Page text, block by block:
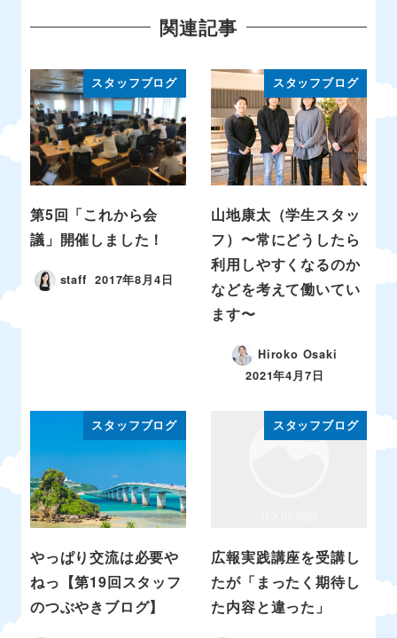
関連記事
スタッフブログ
第5回「これから会
議」開催しました！
staff 2017年8月4日
スタッフブログ
山地康太（学生スタッ
フ）〜常にどうしたら
利用しやすくなるのか
などを考えて働いてい
ます〜
Hiroko Osaki
2021年4月7日
スタッフブログ
やっぱり交流は必要や
ねっ【第19回スタッフ
のつぶやきブログ】
スタッフブログ
広報実践講座を受講し
たが「まったく期待し
た内容と違った」